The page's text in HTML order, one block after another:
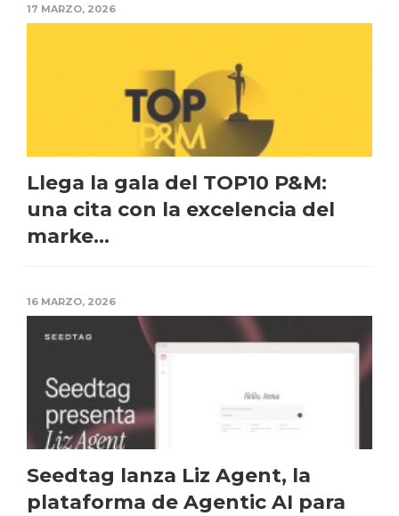
17 MARZO, 2026
Llega la gala del TOP10 P&M:
una cita con la excelencia del
marke...
16 MARZO, 2026
Seedtag lanza Liz Agent, la
plataforma de Agentic AI para